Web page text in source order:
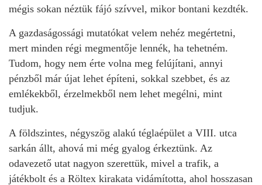
mégis sokan néztük fájó szívvel, mikor bontani kezdték.
A gazdaságossági mutatókat velem nehéz megértetni,
mert minden régi megmentője lennék, ha tehetném.
Tudom, hogy nem érte volna meg felújítani, annyi
pénzből már újat lehet építeni, sokkal szebbet, és az
emlékekből, érzelmekből nem lehet megélni, mint
tudjuk.
A földszintes, négyszög alakú téglaépület a VIII. utca
sarkán állt, ahová mi még gyalog érkeztünk. Az
odavezető utat nagyon szerettük, mivel a trafik, a
játékbolt és a Röltex kirakata vidámította, ahol hosszasan